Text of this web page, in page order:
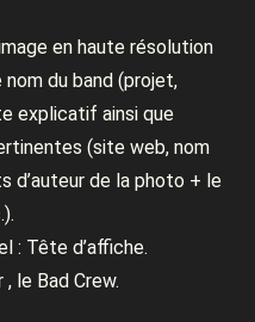
en haute résolution
du band (projet,
explicatif ainsi que
(site web, nom
d’auteur de la photo + le
: Tête d’affiche.
le Bad Crew.